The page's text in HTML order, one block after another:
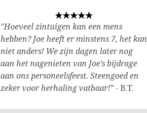
"Hoeveel zintuigen kan een mens
hebben? Joe heeft er minstens 7, het kan
niet anders! We zijn dagen later nog
aan het nagenieten van Joe’s bijdrage
aan ons personeelsfeest. Steengoed en
zeker voor herhaling vatbaar!”- B.T.